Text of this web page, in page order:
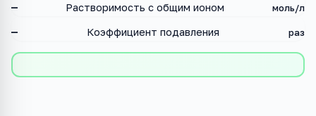
— Растворимость с общим ионом моль/л
— Коэффициент подавления раз